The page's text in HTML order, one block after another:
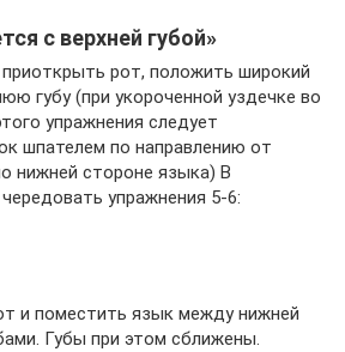
с верхней губой»
приоткрыть рот, положить широкий
губу (при укороченной уздечке во
упражнения следует
шпателем по направлению от
нижней стороне языка) В
упражнения 5-6:
и поместить язык между нижней
Губы при этом сближены.